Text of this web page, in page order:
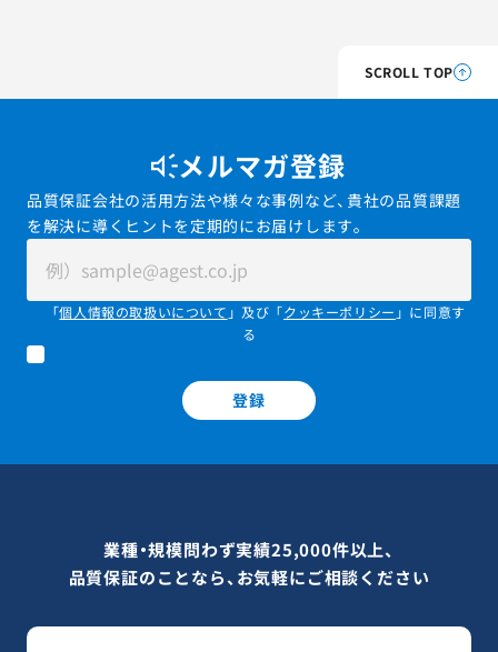
SCROLL TOP
メルマガ登録
品質保証会社の活用方法や様々な事例など、貴社の品質課題
を解決に導くヒントを定期的にお届けします。
「個人情報の取扱いについて 」及び「クッキーポリシー 」に同意す
る
登録
業種・規模問わず実績25,000件以上、
品質保証のことなら、お気軽にご相談ください